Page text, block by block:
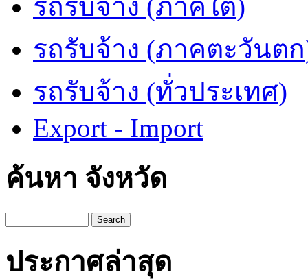
รถรับจ้าง (ภาคใต้)
รถรับจ้าง (ภาคตะวันต
รถรับจ้าง (ทั่วประเทศ)
Export - Import
ค้นหา จังหวัด
Search
ประกาศล่าสุด